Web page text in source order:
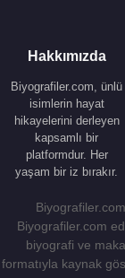
Hakkımızda
Biyografiler.com, ünlü
isimlerin hayat
hikayelerini derleyen
kapsamlı bir
platformdur. Her
yaşam bir iz bırakır.
Biyografiler.com
biyografi ve
formatıyla kaynak